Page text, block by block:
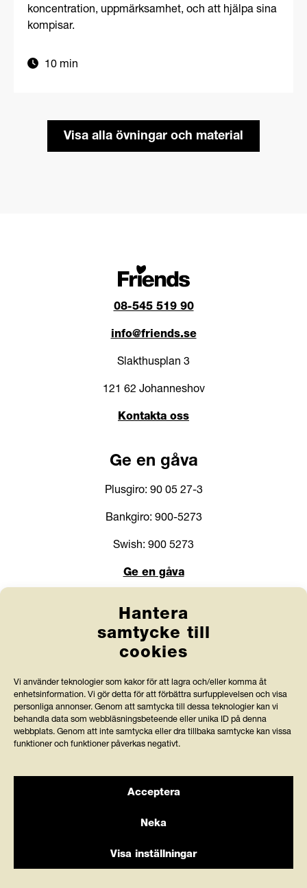
Hantera
samtycke till
cookies
Vi använder teknologier som kakor för att lagra och/eller komma åt
enhetsinformation. Vi gör detta för att förbättra surfupplevelsen och visa
personliga annonser. Genom att samtycka till dessa teknologier kan vi
behandla data som webbläsningsbeteende eller unika ID på denna
webbplats. Genom att inte samtycka eller dra tillbaka samtycke kan vissa
funktioner och funktioner påverkas negativt.
Acceptera
Neka
Visa inställningar
Kontakta
koncentration, uppmärksamhet, och att hjälpa sina
kompisar.
10 min
Visa alla övningar och material
08-545 519 90
info@friends.se
Slakthusplan 3
121 62 Johanneshov
Kontakta oss
Ge en gåva
Plusgiro: 90 05 27-3
Bankgiro: 900-5273
Swish: 900 5273
Ge en gåva
Länkar
Jobba hos oss
Prenumerera på nyhetsbrev
Stiftelsen Friends granskas av Svensk